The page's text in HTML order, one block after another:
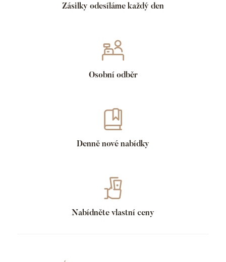
Zásilky odesíláme každý den
Osobní odběr
Denně nové nabídky
Nabídněte vlastní ceny